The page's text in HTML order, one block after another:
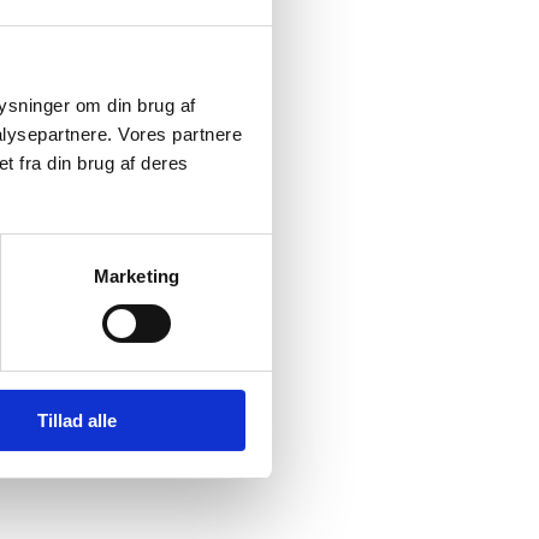
om din brug af
Vores partnere
fra din brug af deres
Marketing
Tillad alle